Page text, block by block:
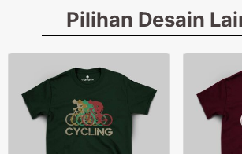
Pilihan Desain